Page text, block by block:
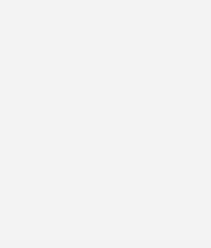
für Ökostrom und
in